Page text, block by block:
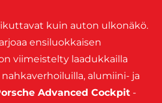
kuin auton ulkonäkö.
ensiluokkaisen
viimeistelty laadukkailla
alumiini- ja
Advanced Cockpit -